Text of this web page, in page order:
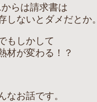
らは請求書は
しないとダメだとか。
もしかして
材が変わる！？
なお話です。